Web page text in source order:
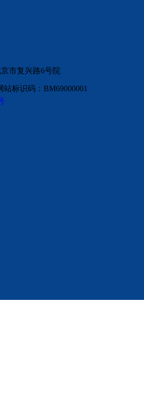
市复兴路6号院
标识码：BM69000001